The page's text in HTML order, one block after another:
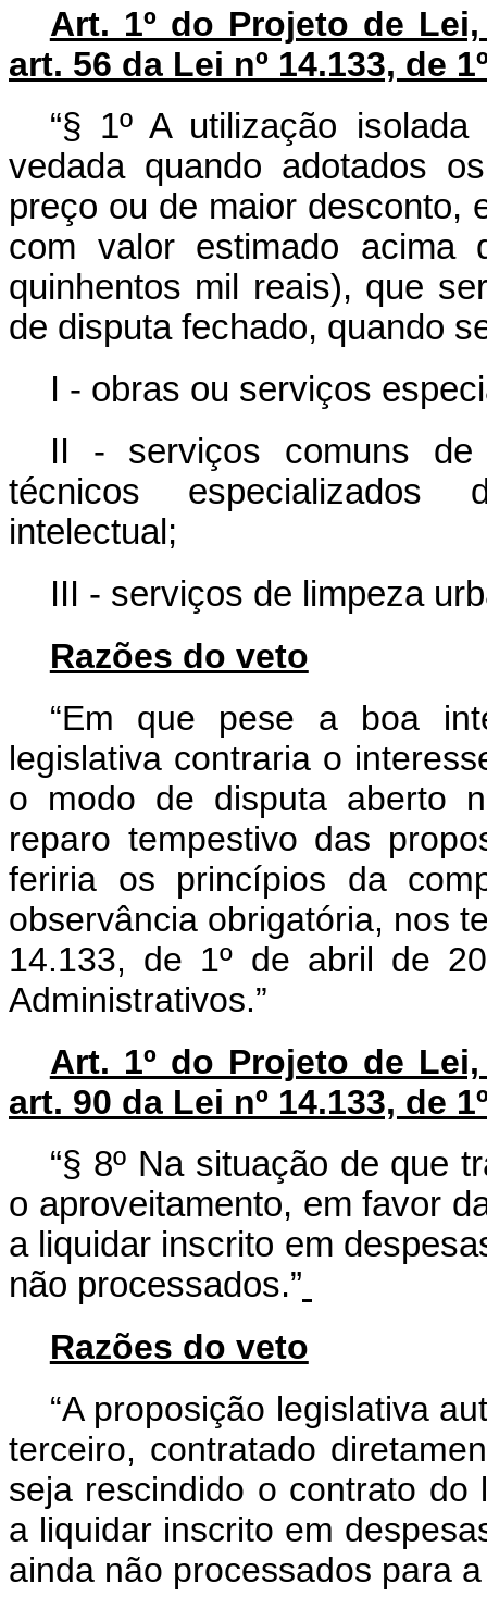
Art. 1º do Projeto de
art. 56 da Lei nº 14.133, de
“§ 1º A utilização
vedada quando adotados
preço ou de maior desconto,
com valor estimado acima
quinhentos mil reais), que
de disputa fechado, quando
I - obras ou serviços
II - serviços comuns de
técnicos especializados
intelectual;
III - serviços de limpeza
Razões do veto
“Em que pese a boa
legislativa contraria o
o modo de disputa aberto
reparo tempestivo das
feriria os princípios da
observância obrigatória, nos
14.133, de 1º de abril de
Administrativos.”
Art. 1º do Projeto de
art. 90 da Lei nº 14.133, de
“§ 8º Na situação de que
o aproveitamento, em favor
a liquidar inscrito em
não processados.”
Razões do veto
“A proposição legislativa
terceiro, contratado
seja rescindido o contrato do
a liquidar inscrito em
ainda não processados para